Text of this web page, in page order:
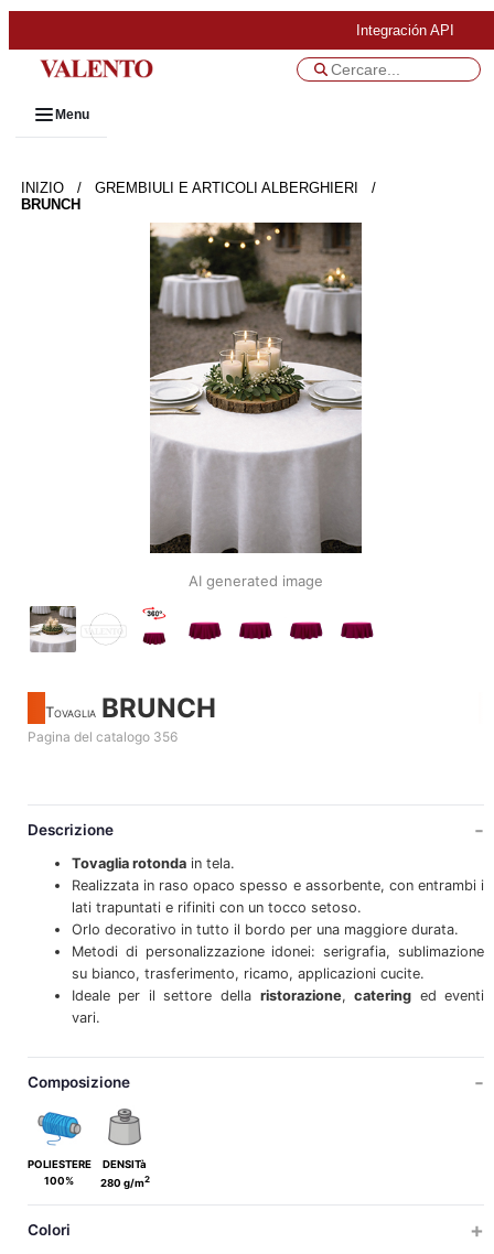
Integración API
Menu
INIZIO / GREMBIULI E ARTICOLI ALBERGHIERI
/
BRUNCH
AI generated image
Tovaglia BRUNCH
Pagina del catalogo 356
Descrizione
Tovaglia rotondain tela.
Realizzata in raso opaco spesso e assorbente, con entrambi i
lati trapuntati e rifiniti con un tocco setoso.
Orlo decorativo in tutto il bordo per una maggiore durata.
Metodi di personalizzazione idonei: serigrafia, sublimazione
su bianco, trasferimento, ricamo, applicazioni cucite.
Ideale per il settore della ristorazione,catering ed eventi
vari.
Composizione
POLIESTERE
100%
DENSITà
280 g/m2
Colori